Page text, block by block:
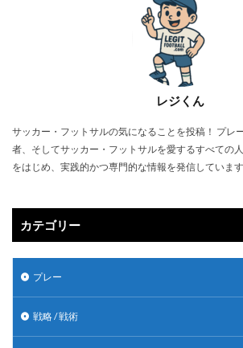
レジくん
サッカー・フットサルの気になることを投稿！ プレ
者、そしてサッカー・フットサルを愛するすべての
をはじめ、実践的かつ専門的な情報を発信しています
カテゴリー
プレー
戦略 / 戦術